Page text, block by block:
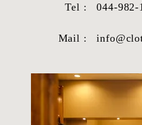
Tel : 044-982-
Mail :